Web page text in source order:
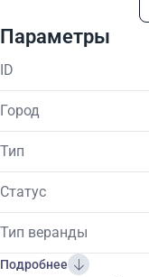
Параметры
ID
Город
Тип
Статус
Тип веранды
Подробнее